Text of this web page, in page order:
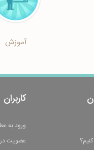
آموزش
کاربران
ورود به
عضویت